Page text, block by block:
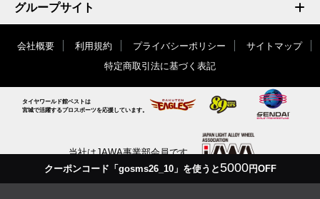
クーポンコード「gosms26_10」を使うと5000円OFF
グループサイト
会社概要 利用規約 プライバシーポリシー
サイトマップ
特定商取引法に基づく表記
タイヤワールド館ベストは
宮城で活躍するプロスポーツを応援しています。
当社はJAWA事業部会員です